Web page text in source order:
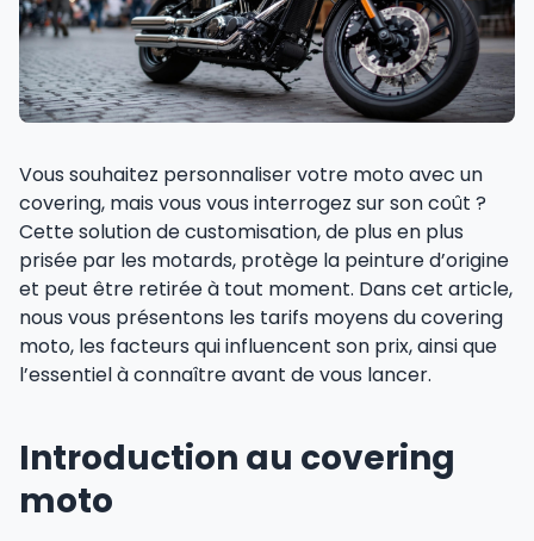
Vous souhaitez personnaliser votre moto avec un
covering, mais vous vous interrogez sur son coût ?
Cette solution de customisation, de plus en plus
prisée par les motards, protège la peinture d’origine
et peut être retirée à tout moment. Dans cet article,
nous vous présentons les tarifs moyens du covering
moto, les facteurs qui influencent son prix, ainsi que
l’essentiel à connaître avant de vous lancer.
Introduction au covering
moto